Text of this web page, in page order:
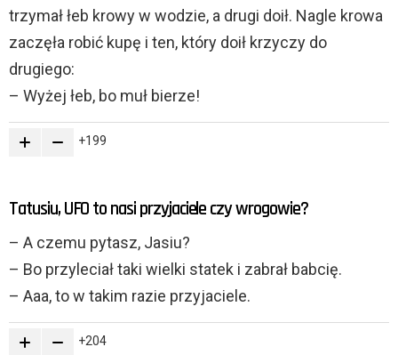
trzymał łeb krowy w wodzie, a drugi doił. Nagle krowa
zaczęła robić kupę i ten, który doił krzyczy do
drugiego:
– Wyżej łeb, bo muł bierze!
199
Tatusiu, UFO to nasi przyjaciele czy wrogowie?
– A czemu pytasz, Jasiu?
– Bo przyleciał taki wielki statek i zabrał babcię.
– Aaa, to w takim razie przyjaciele.
204